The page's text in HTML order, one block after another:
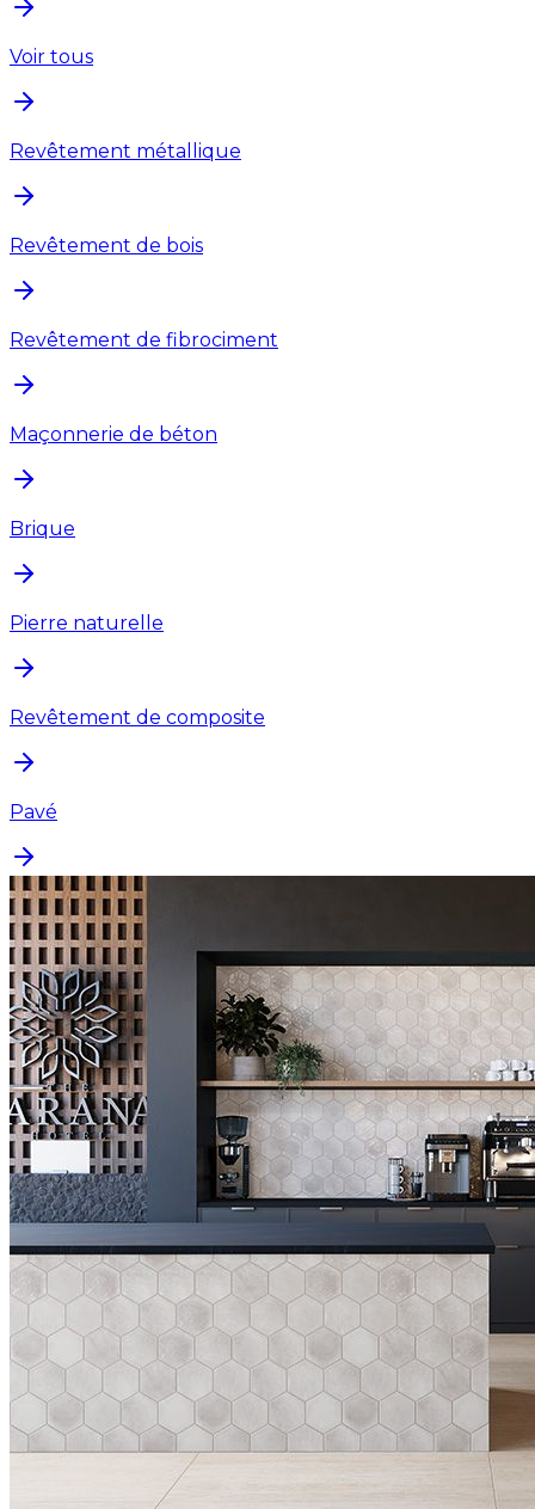
Voir tous
Revêtement métallique
Revêtement de bois
Revêtement de fibrociment
Maçonnerie de béton
Brique
Pierre naturelle
Revêtement de composite
Pavé